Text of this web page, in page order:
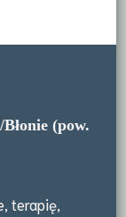
(pow.
terapię,